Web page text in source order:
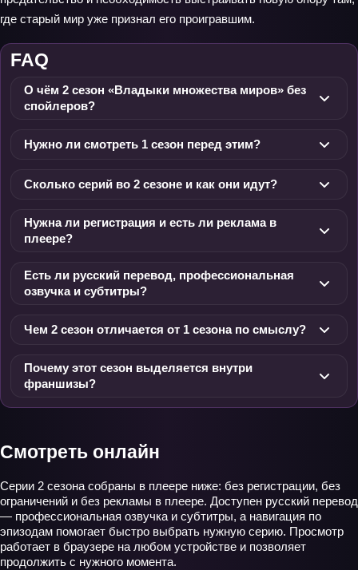
где старый мир уже признал его проигравшим.
FAQ
О чём 2 сезон «Владыки множества миров» без
спойлеров?
Нужно ли смотреть 1 сезон перед этим?
Сколько серий во 2 сезоне и как они идут?
Нужна ли регистрация и есть ли реклама в
плеере?
Есть ли русский перевод, профессиональная
озвучка и субтитры?
Чем 2 сезон отличается от 1 сезона по смыслу?
Почему этот сезон выделяется внутри
франшизы?
Смотреть онлайн
Серии 2 сезона собраны в плеере ниже: без регистрации, без
ограничений и без рекламы в плеере. Доступен русский перевод
— профессиональная озвучка и субтитры, а навигация по
эпизодам помогает быстро выбрать нужную серию. Просмотр
работает в браузере на любом устройстве и позволяет
продолжить с нужного момента.